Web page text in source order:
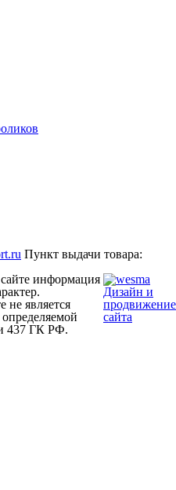
Пункт выдачи товара:
информация
не является
437 ГК РФ.
Дизайн и
продвижение
сайта